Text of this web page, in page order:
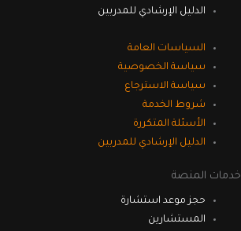
الدليل الإرشادي للمدربين
السياسات العامة
سياسة الخصوصية
سياسة الاسترجاع
شروط الخدمة
الأسئلة المتكررة
الدليل الإرشادي للمدربين
خدمات المنصة
حجز موعد استشارة
المستشارين